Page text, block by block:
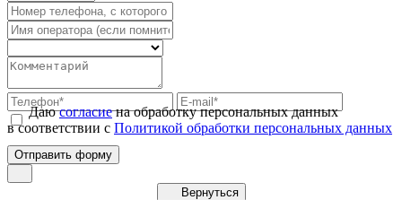
Даюсогласиена обработку персональных данных
в соответствии с Политикой обработки персональных данных
Вернуться